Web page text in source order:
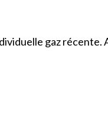
gaz récente.